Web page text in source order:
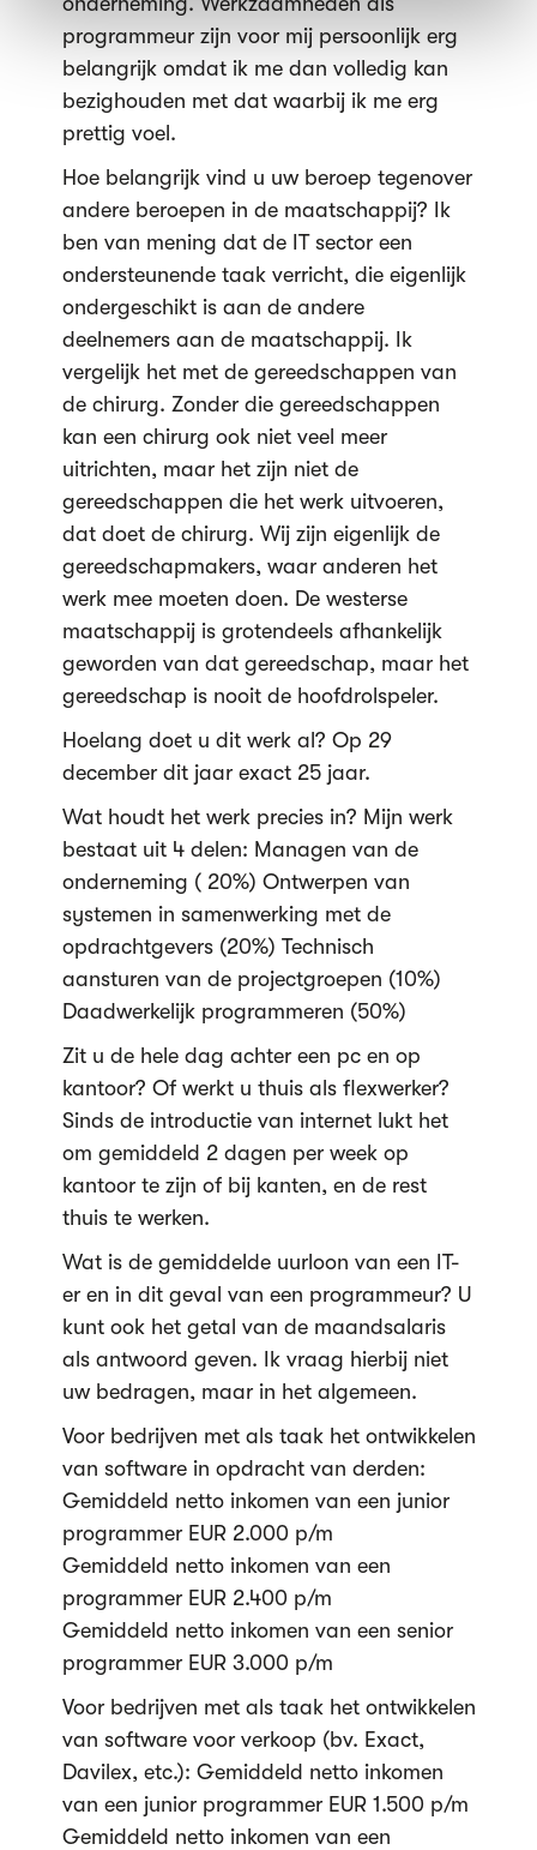
programmeur zijn voor mij persoonlijk erg
belangrijk omdat ik me dan volledig kan
bezighouden met dat waarbij ik me erg
prettig voel.
Hoe belangrijk vind u uw beroep tegenover
andere beroepen in de maatschappij? Ik
ben van mening dat de IT sector een
ondersteunende taak verricht, die eigenlijk
ondergeschikt is aan de andere
deelnemers aan de maatschappij. Ik
vergelijk het met de gereedschappen van
de chirurg. Zonder die gereedschappen
kan een chirurg ook niet veel meer
uitrichten, maar het zijn niet de
gereedschappen die het werk uitvoeren,
dat doet de chirurg. Wij zijn eigenlijk de
gereedschapmakers, waar anderen het
werk mee moeten doen. De westerse
maatschappij is grotendeels afhankelijk
geworden van dat gereedschap, maar het
gereedschap is nooit de hoofdrolspeler.
Hoelang doet u dit werk al? Op 29
december dit jaar exact 25 jaar.
Wat houdt het werk precies in? Mijn werk
bestaat uit 4 delen: Managen van de
onderneming ( 20%) Ontwerpen van
systemen in samenwerking met de
opdrachtgevers (20%) Technisch
aansturen van de projectgroepen (10%)
Daadwerkelijk programmeren (50%)
Zit u de hele dag achter een pc en op
kantoor? Of werkt u thuis als flexwerker?
Sinds de introductie van internet lukt het
om gemiddeld 2 dagen per week op
kantoor te zijn of bij kanten, en de rest
thuis te werken.
Wat is de gemiddelde uurloon van een IT-
er en in dit geval van een programmeur? U
kunt ook het getal van de maandsalaris
als antwoord geven. Ik vraag hierbij niet
uw bedragen, maar in het algemeen.
Voor bedrijven met als taak het ontwikkelen
van software in opdracht van derden:
Gemiddeld netto inkomen van een junior
programmer EUR 2.000 p/m
Gemiddeld netto inkomen van een
programmer EUR 2.400 p/m
Gemiddeld netto inkomen van een senior
programmer EUR 3.000 p/m
Voor bedrijven met als taak het ontwikkelen
van software voor verkoop (bv. Exact,
Davilex, etc.): Gemiddeld netto inkomen
van een junior programmer EUR 1.500 p/m
Gemiddeld netto inkomen van een